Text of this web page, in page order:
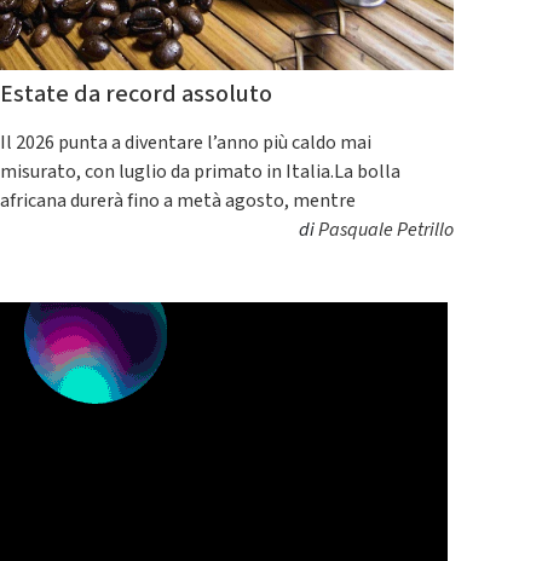
Estate da record assoluto
Il 2026 punta a diventare l’anno più caldo mai
misurato, con luglio da primato in Italia.La bolla
africana durerà fino a metà agosto, mentre
diPasquale Petrillo